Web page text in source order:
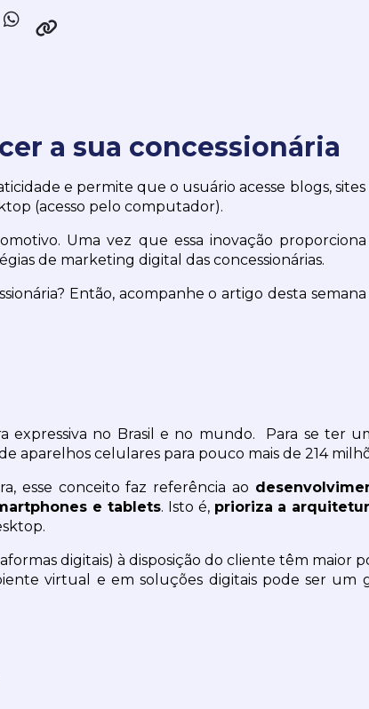
a sua concessionária
e permite que o usuário acesse blogs,
(acesso pelo computador).
Uma vez que essa inovação
de marketing digital das concessionárias.
Então, acompanhe o artigo desta
no Brasil e no mundo.  Para se ter
aparelhos celulares para pouco mais de 214
esse conceito faz referência ao
e tablets. Isto é, prioriza a
digitais) à disposição do cliente têm maior
virtual e em soluções digitais pode ser um